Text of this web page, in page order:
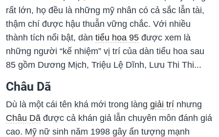
rất lớn, họ đều là những mỹ nhân có cả sắc lẫn tài,
thậm chí được hậu thuẫn vững chắc. Với nhiều
thành tích nổi bật, dàn tiểu hoa 95 được xem là
những người “kế nhiệm” vị trí của dàn tiểu hoa sau
85 gồm Dương Mịch, Triệu Lệ Dĩnh, Lưu Thi Thi...
Châu Dã
Dù là một cái tên khá mới trong làng giải trí nhưng
Châu Dã được cả khán giả lẫn chuyên môn đánh giá
cao. Mỹ nữ sinh năm 1998 gây ấn tượng mạnh